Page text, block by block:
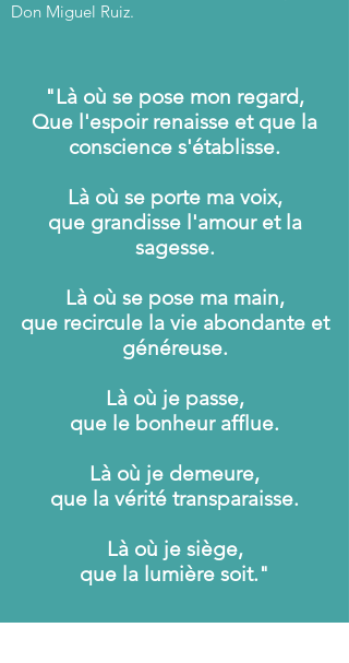
Don Miguel Ruiz.
"Là où se pose mon regard,
Que l'espoir renaisse et que la
conscience s'établisse.
Là où se porte ma voix,
que grandisse l'amour et la
sagesse.
Là où se pose ma main,
que recircule la vie abondante et
généreuse.
Là où je passe,
que le bonheur afflue.
Là où je demeure,
que la vérité transparaisse.
Là où je siège,
que la lumière soit."